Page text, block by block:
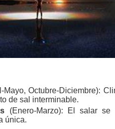
Mayo, Octubre-Diciembre):
de sal interminable.
(Enero-Marzo): El salar se
única.